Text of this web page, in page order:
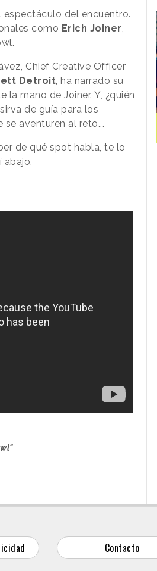
espectáculo del encuentro.
como Erich Joiner
Chief Creative Officer
Detroit , ha narrado su
la mano de Joiner. Y, ¿quién
de guía para los
se aventuren al reto...
de qué spot habla, te lo
abajo.
Contacto